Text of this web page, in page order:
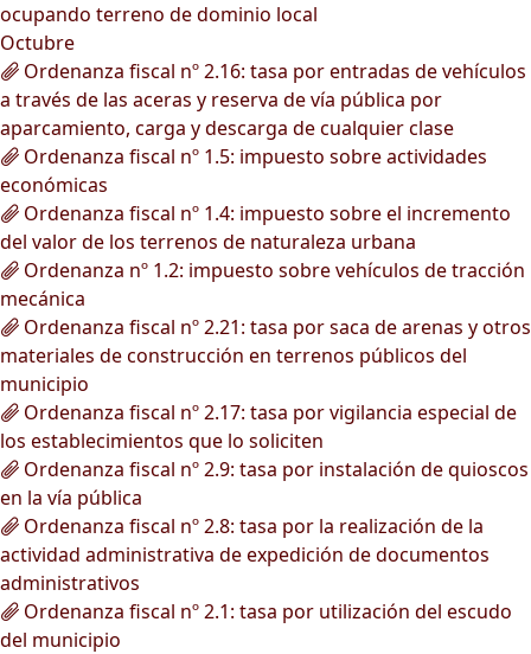
ocupando terreno de dominio local
Octubre
Ordenanza fiscal nº 2.16: tasa por entradas de vehículos
a través de las aceras y reserva de vía pública por
aparcamiento, carga y descarga de cualquier clase
Ordenanza fiscal nº 1.5: impuesto sobre actividades
económicas
Ordenanza fiscal nº 1.4: impuesto sobre el incremento
del valor de los terrenos de naturaleza urbana
Ordenanza nº 1.2: impuesto sobre vehículos de tracción
mecánica
Ordenanza fiscal nº 2.21: tasa por saca de arenas y otros
materiales de construcción en terrenos públicos del
municipio
Ordenanza fiscal nº 2.17: tasa por vigilancia especial de
los establecimientos que lo soliciten
Ordenanza fiscal nº 2.9: tasa por instalación de quioscos
en la vía pública
Ordenanza fiscal nº 2.8: tasa por la realización de la
actividad administrativa de expedición de documentos
administrativos
Ordenanza fiscal nº 2.1: tasa por utilización del escudo
del municipio